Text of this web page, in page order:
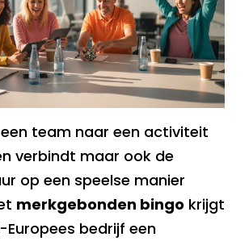
team naar een activiteit
verbindt maar ook de
op een speelse manier
merkgebonden bingo krijgt
bedrijf een